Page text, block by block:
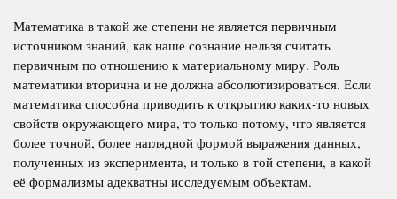
Математика в такой же степени не является первичным
источником знаний, как наше сознание нельзя считать
первичным по отношению к материальному миру. Роль
математики вторична и не должна абсолютизироваться. Если
математика способна приводить к открытию каких-то новых
свойств окружающего мира, то только потому, что является
более точной, более наглядной формой выражения данных,
полученных из эксперимента, и только в той степени, в какой
её формализмы адекватны исследуемым объектам.